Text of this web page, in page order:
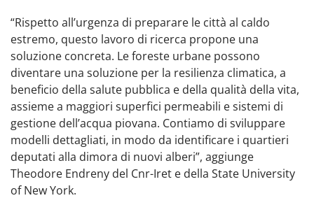
“Rispetto all’urgenza di preparare le città al caldo
estremo, questo lavoro di ricerca propone una
soluzione concreta. Le foreste urbane possono
diventare una soluzione per la resilienza climatica, a
beneficio della salute pubblica e della qualità della vita,
assieme a maggiori superfici permeabili e sistemi di
gestione dell’acqua piovana. Contiamo di sviluppare
modelli dettagliati, in modo da identificare i quartieri
deputati alla dimora di nuovi alberi”, aggiunge
Theodore Endreny del Cnr-Iret e della State University
of New York.